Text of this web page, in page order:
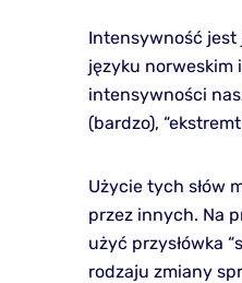
Intensywność jest
języku norweskim
intensywności
(bardzo),
Użycie tych słów
przez innych. Na
użyć przysłówka
rodzaju zmiany